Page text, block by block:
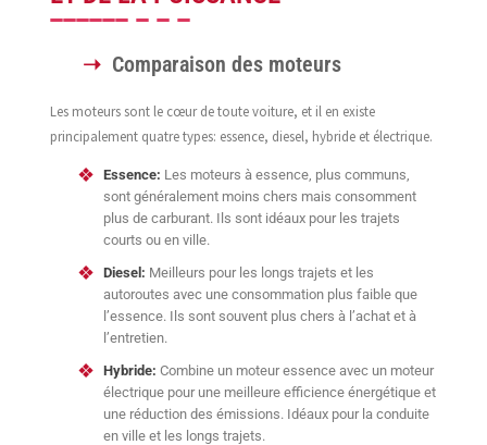
Comparaison des moteurs
Les moteurs sont le cœur de toute voiture, et il en existe
principalement quatre types: essence, diesel, hybride et électrique.
Essence: Les moteurs à essence, plus communs,
sont généralement moins chers mais consomment
plus de carburant. Ils sont idéaux pour les trajets
courts ou en ville.
Diesel: Meilleurs pour les longs trajets et les
autoroutes avec une consommation plus faible que
l’essence. Ils sont souvent plus chers à l’achat et à
l’entretien.
Hybride: Combine un moteur essence avec un moteur
électrique pour une meilleure efficience énergétique et
une réduction des émissions. Idéaux pour la conduite
en ville et les longs trajets.